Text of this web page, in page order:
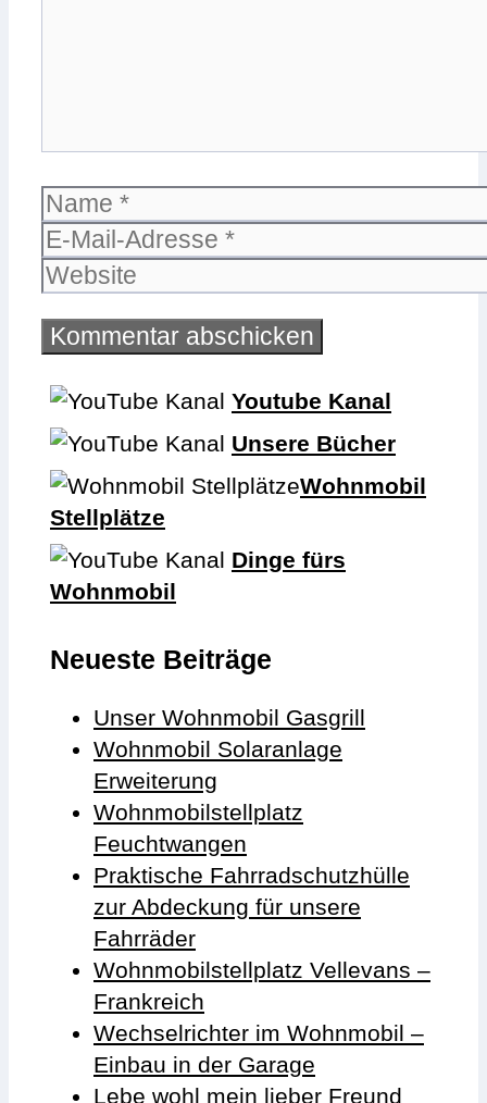
Name
E-
Mail-
Website
Youtube Kanal
Unsere Bücher
Wohnmobil
Stellplätze
Dinge fürs
Wohnmobil
Neueste Beiträge
Unser Wohnmobil Gasgrill
Wohnmobil Solaranlage
Erweiterung
Wohnmobilstellplatz
Feuchtwangen
Praktische Fahrradschutzhülle
zur Abdeckung für unsere
Fahrräder
Wohnmobilstellplatz Vellevans –
Frankreich
Wechselrichter im Wohnmobil –
Einbau in der Garage
Lebe wohl mein lieber Freund